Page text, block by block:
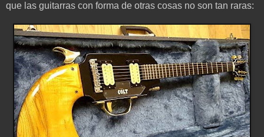
que las guitarras con forma de otras cosas no son tan raras: